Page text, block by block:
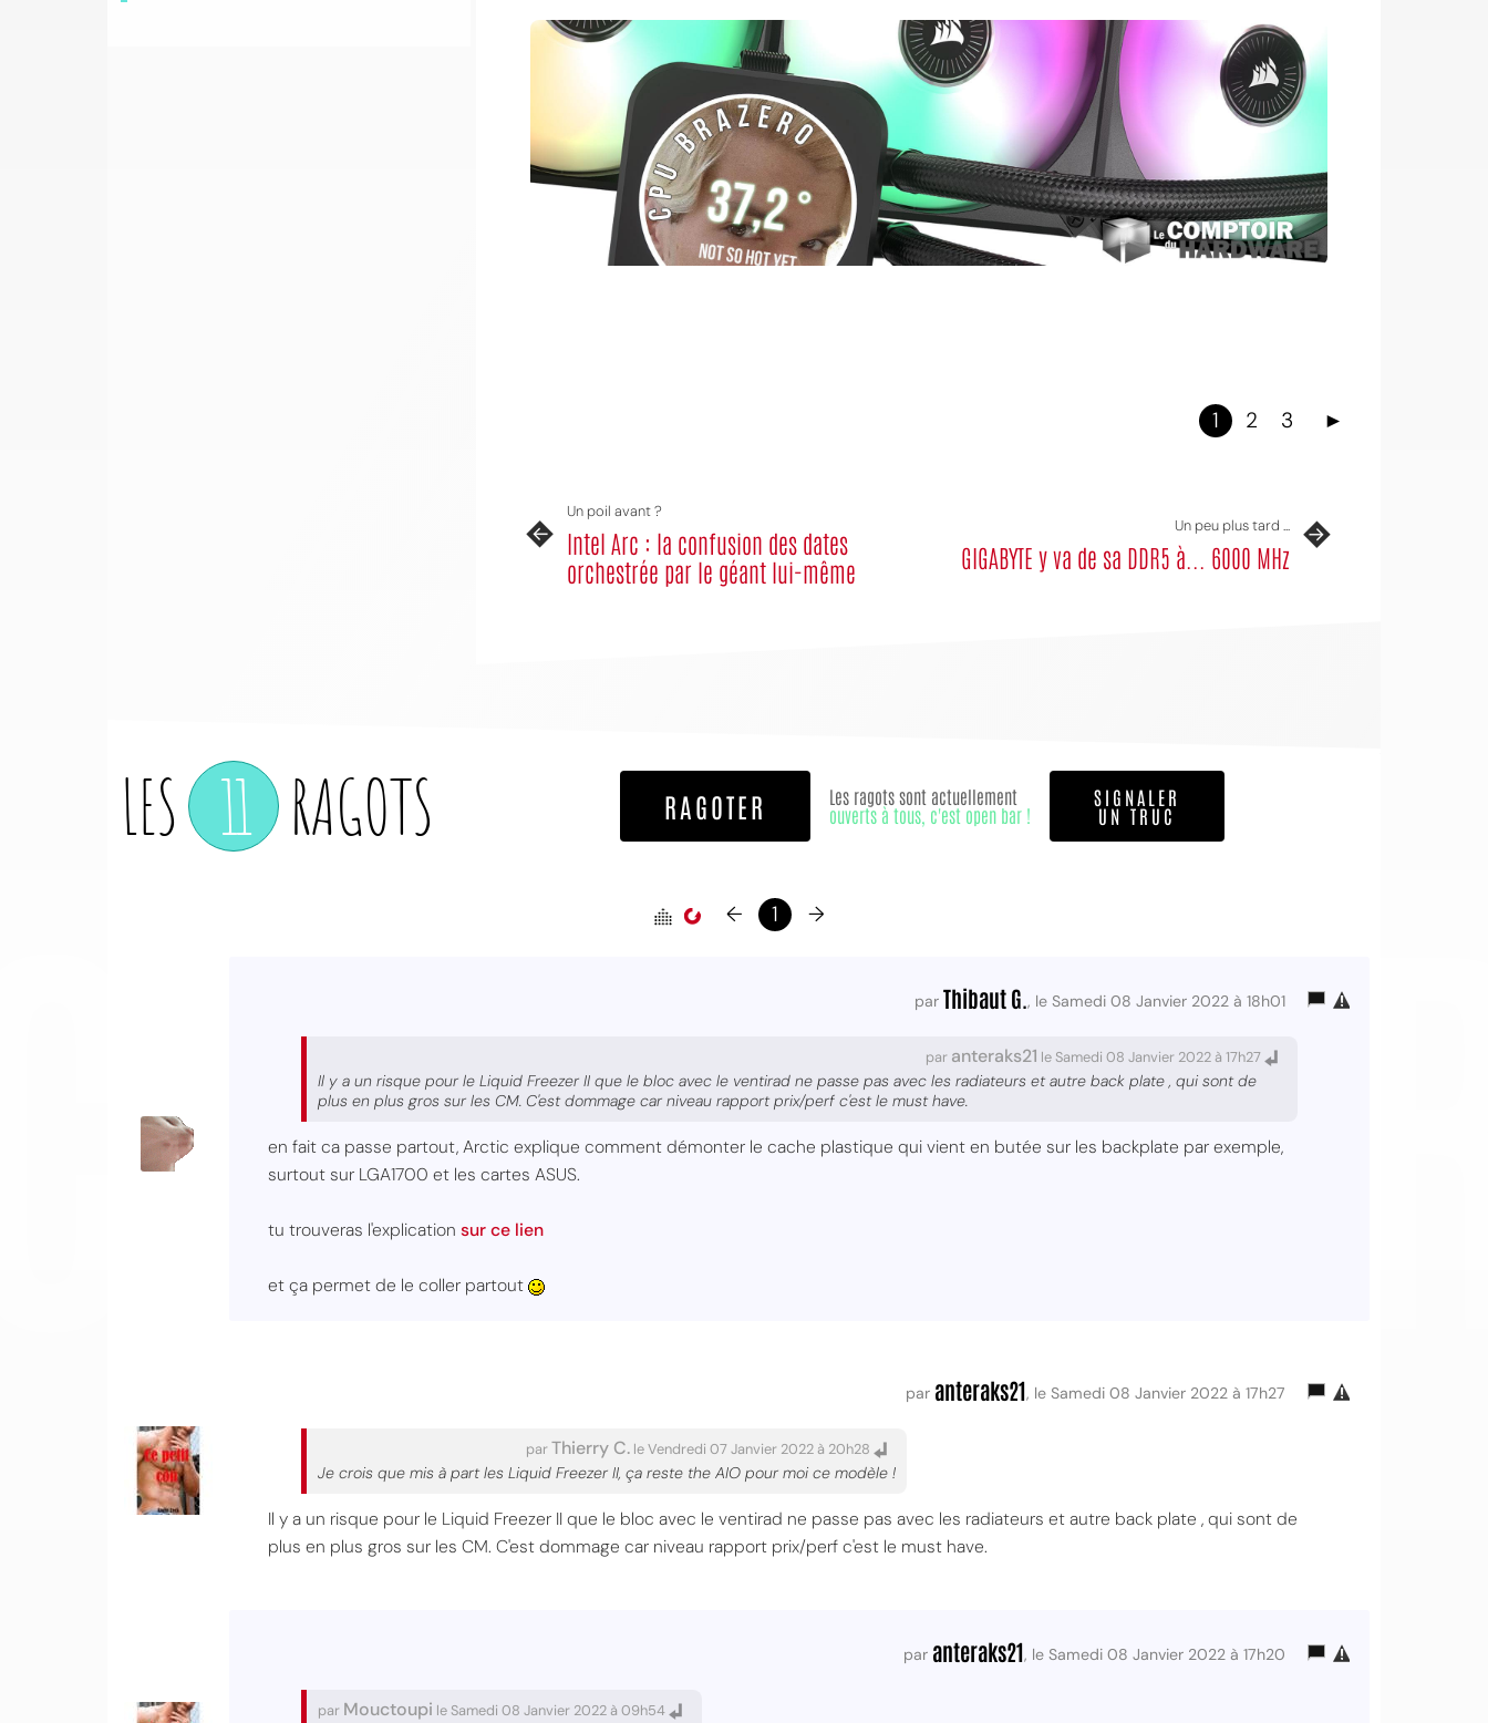
1 2 3 ►
Un poil avant ?
Intel Arc : la confusion des dates
orchestrée par le géant lui-même
Un peu plus tard ...
GIGABYTE y va de sa DDR5 à... 6000 MHz
LES 11 RAGOTS RAGOTER
Les ragots sont actuellement
ouverts à tous, c'est open bar !
SIGNALER
UN TRUC
← 1 →
par Thibaut G. , le Samedi 08 Janvier 2022 à 18h01
par anteraks21 le Samedi 08 Janvier 2022 à 17h27
Il y a un risque pour le Liquid Freezer II que le bloc avec le ventirad ne passe pas avec les radiateurs et autre back plate , qui sont de
plus en plus gros sur les CM. C'est dommage car niveau rapport prix/perf c'est le must have.
en fait ca passe partout, Arctic explique comment démonter le cache plastique qui vient en butée sur les backplate par exemple,
surtout sur LGA1700 et les cartes ASUS.
tu trouveras l'explication sur ce lien
et ça permet de le coller partout
par anteraks21, le Samedi 08 Janvier 2022 à 17h27
parThierry C. le Vendredi 07 Janvier 2022 à 20h28
Je crois que mis à part les Liquid Freezer II, ça reste the AIO pour moi ce modèle !
Il y a un risque pour le Liquid Freezer II que le bloc avec le ventirad ne passe pas avec les radiateurs et autre back plate , qui sont de
plus en plus gros sur les CM. C'est dommage car niveau rapport prix/perf c'est le must have.
par anteraks21, le Samedi 08 Janvier 2022 à 17h20
par Mouctoupi le Samedi 08 Janvier 2022 à 09h54